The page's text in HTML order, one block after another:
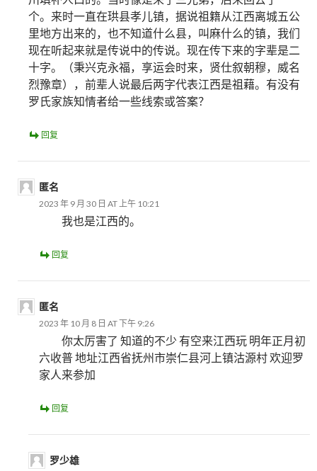
个。来时一直在珙县孝儿镇，据说祖籍从江西离城五公
里地方出来的，也不知道什么县，叫麻什么的镇，我们
现在听起来就是传说中的传说。现在传下来的字辈是二
十字。（秉兴克永福，享运会时来，贤仕叙朝穆，威名
烈豫章），前辈人说最后两字代表江西是祖藉。有没有
罗氏家族知情者给一些线索或答案？
回复
匿名
2023 年 9 月 30 日 AT 上午 10:21
我也是江西的。
回复
匿名
2023 年 10 月 8 日 AT 下午 9:26
你太厉害了 知道的不少 有空来江西玩 明年正月初
六收普 地址江西省抚州市崇仁县河上镇沽源村 欢迎罗
家人来参加
回复
罗少雄